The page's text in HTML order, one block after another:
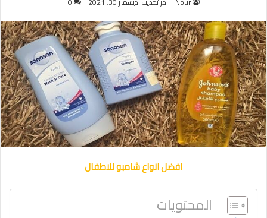
افضل انواع شامبو للاطفال
المحتويات